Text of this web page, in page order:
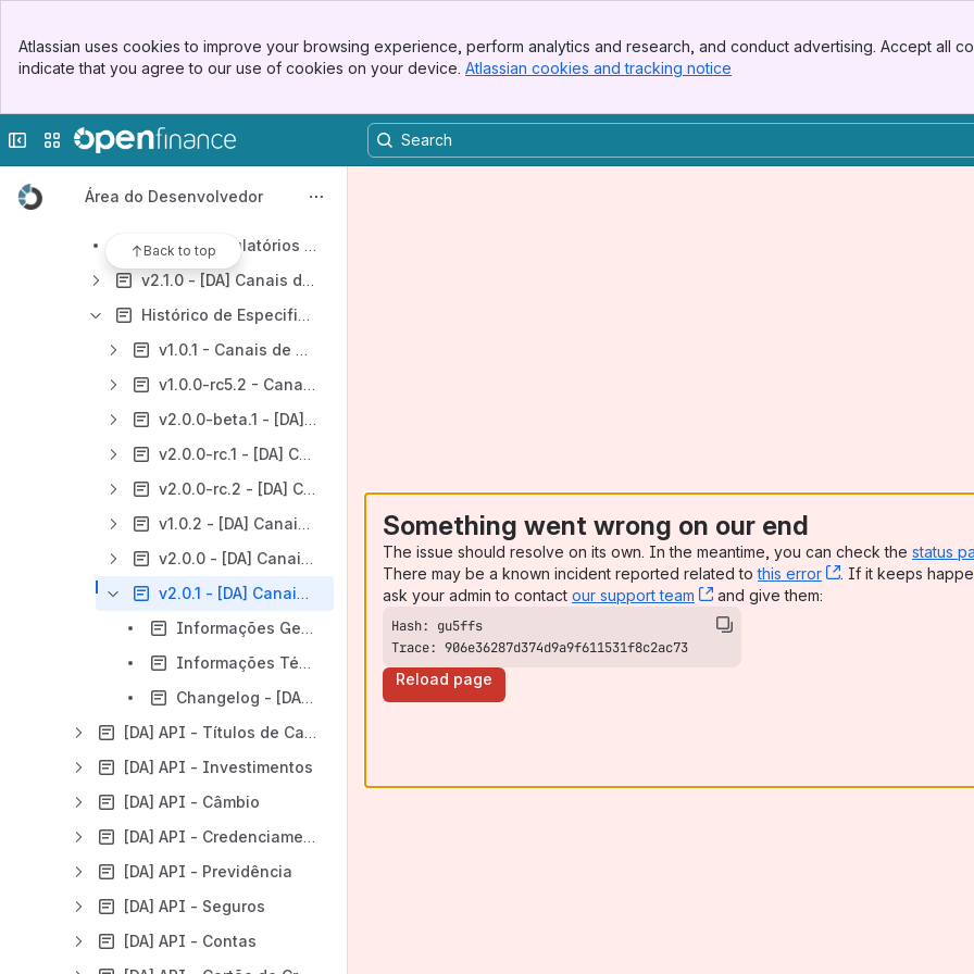
Top Bar
Sidebar
Atlassian uses cookies to improve your browsing experience, perform analytics and research, and conduct advertising. Accept all
indicate that you agree to our use of cookies on your device. Atlassian cookies and tracking notice
Collapse sidebar
Switch sites or apps
Área do Desenvolvedor
Back to top
Comunicados & Eventos Técnicos
Especificações de APIs
Campos regulatórios - [DA] Canais de Atendimento
v2.1.0 - [DA] Canais de Atendimento
Histórico de Especificações - [DA] Canais de Atendimento
v1.0.1 - Canais de Atendimentos
v1.0.0-rc5.2 - Canais de Atendimentos
v2.0.0-beta.1 - [DA] Canais de Atendimento
v2.0.0-rc.1 - [DA] Canais de Atendimento
v2.0.0-rc.2 - [DA] Canais de Atendimento
v1.0.2 - [DA] Canais de Atendimento
v2.0.0 - [DA] Canais de Atendimento
v2.0.1 - [DA] Canais de Atendimento
Informações Gerais - Canais de Atendimento - v2.0.1
Informações Técnicas - [DA] Canais de Atendimento - v2.0.1
Changelog - [DA] Canais de Atendimento - v2.0.1 - v2.0.0
[DA] API - Títulos de Capitalização
[DA] API - Investimentos
[DA] API - Câmbio
[DA] API - Credenciamento
[DA] API - Previdência
[DA] API - Seguros
[DA] API - Contas
Something went wrong on our end
The issue should resolve on its own. In the meantime, you can check the status
There may be a known incident reported related tothis error , (opens new
. If it keeps
ask your admin to contact our support team , (opens new window)
and give them:
Trace: 906e36287d374d9a9f611531f8c2ac73
Reload page